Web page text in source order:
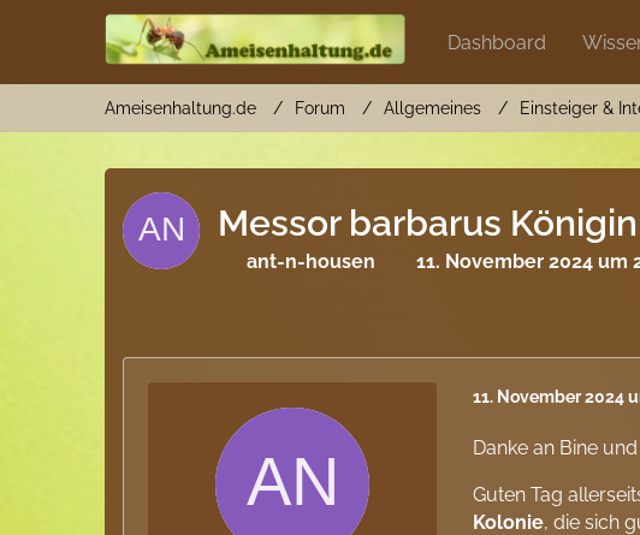
Dashboard
Ameisenhaltung.de Forum Allgemeines Einsteiger &
Messor barbarus
ant-n-housen 11. November 2024 um
11. November 2024
Danke an Bine
Guten Tag
Kolonie, die sich